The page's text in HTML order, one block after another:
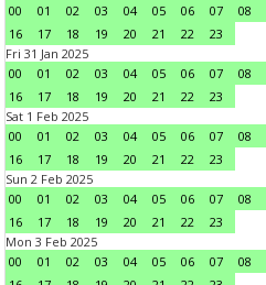
00
01 02 03 04 05 06 07 08
16
17 18 19 20 21 22
23
Fri 31 Jan 2025
00
01 02 03 04 05 06 07 08
16
17 18 19 20 21 22
23
Sat 1 Feb 2025
00
01 02 03 04 05 06 07 08
16
17 18 19 20 21 22
23
Sun 2 Feb 2025
00
01 02 03 04 05 06 07 08
16
17 18 19 20 21 22
23
Mon 3 Feb 2025
00
01 02 03 04 05 06 07 08